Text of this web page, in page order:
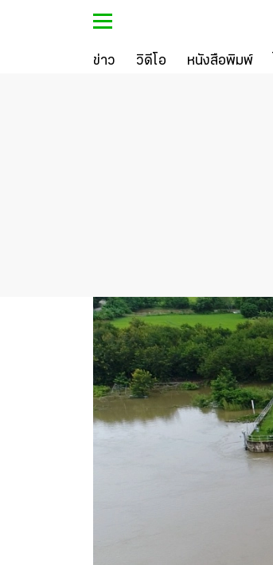
ข่าว วิดีโอ หนังสือพิมพ์